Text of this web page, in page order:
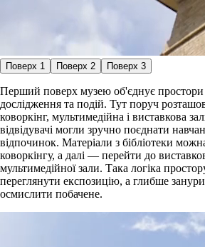
Поверх 1 Поверх 2 Поверх 3
Перший поверх музею об'єднує простори
дослідження та подій. Тут поруч
коворкінг, мультимедійна і виставкова
відвідувачі могли зручно поєднати
відпочинок. Матеріали з бібліотеки
коворкінгу, а далі — перейти до
мультимедійної зали. Така логіка
переглянути експозицію, а глибше
осмислити побачене.